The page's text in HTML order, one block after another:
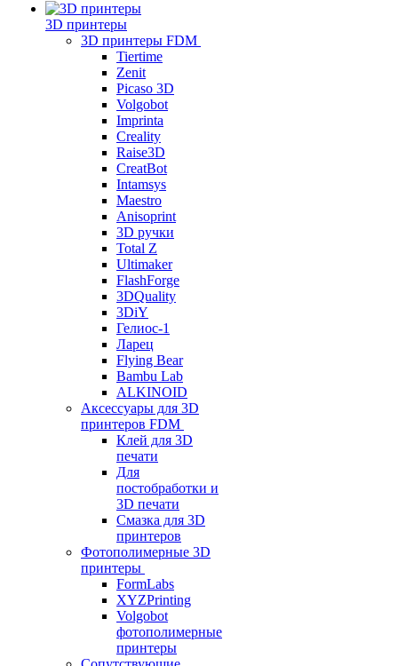
3D принтеры
3D принтеры FDM
Tiertime
Zenit
Picaso 3D
Volgobot
Imprinta
Creality
Raise3D
CreatBot
Intamsys
Maestro
Anisoprint
3D ручки
Total Z
Ultimaker
FlashForge
3DQuality
3DiY
Гелиос-1
Ларец
Flying Bear
Bambu Lab
ALKINOID
Аксессуары для 3D
принтеров FDM
Клей для 3D
печати
Для
постобработки и
3D печати
Смазка для 3D
принтеров
Фотополимерные 3D
принтеры
FormLabs
XYZPrinting
Volgobot
фотополимерные
принтеры